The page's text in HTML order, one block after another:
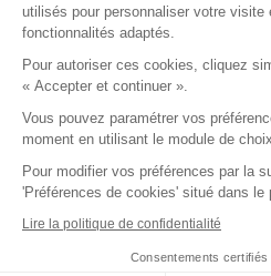
Contacts
utilisés pour personnaliser votre visite
fonctionnalités adaptés.
Pour autoriser ces cookies, cliquez
« Accepter et continuer ».
Vous pouvez paramétrer vos
moment en utilisant le module de
Pour modifier vos préférences par la
'Préférences de cookies' situé dans le
Lire la politique de confidentialité
Consentements certifiés